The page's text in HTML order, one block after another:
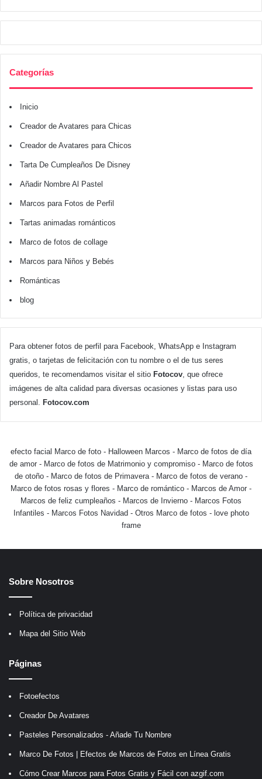
Categorías
Inicio
Creador de Avatares para Chicas
Creador de Avatares para Chicos
Tarta De Cumpleaños De Disney
Añadir Nombre Al Pastel
Marcos para Fotos de Perfil
Tartas animadas románticos
Marco de fotos de collage
Marcos para Niños y Bebés
Románticas
blog
Para obtener fotos de perfil para Facebook, WhatsApp e Instagram
gratis, o tarjetas de felicitación con tu nombre o el de tus seres
queridos, te recomendamos visitar el sitio Fotocov , que ofrece
imágenes de alta calidad para diversas ocasiones y listas para uso
personal.
Fotocov.com
efecto facial Marco de foto - Halloween Marcos - Marco de fotos de día
de amor- Marco de fotos de Matrimonio y compromiso- Marco de fotos
de otoño - Marco de fotos de Primavera - Marco de fotos de verano -
Marco de fotos rosas y flores - Marco de romántico - Marcos de Amor -
Marcos de feliz cumpleaños - Marcos de Invierno - Marcos Fotos
Infantiles - Marcos Fotos Navidad - Otros Marco de fotos - love photo
frame
Sobre Nosotros
Política de privacidad
Mapa del Sitio Web
Páginas
Fotoefectos
Creador De Avatares
Pasteles Personalizados - Añade Tu Nombre
Marco De Fotos | Efectos de Marcos de Fotos en Línea Gratis
Cómo Crear Marcos para Fotos Gratis y Fácil con azgif.com